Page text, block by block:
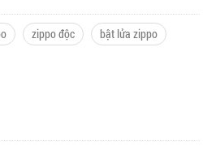
zippo độc
bật lửa zippo